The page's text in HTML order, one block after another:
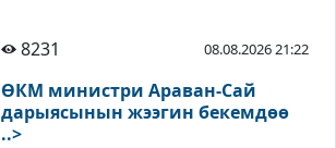
8231 08.08.2026 21:22
ӨКМ министри Араван-Сай
дарыясынын жээгин бекемдөө
..>